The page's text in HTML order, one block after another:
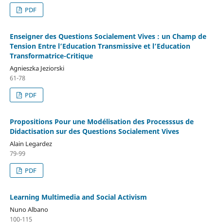
PDF
Enseigner des Questions Socialement Vives : un Champ de
Tension Entre l’Education Transmissive et l’Education
Transformatrice-Critique
Agnieszka Jeziorski
61-78
PDF
Propositions Pour une Modélisation des Processsus de
Didactisation sur des Questions Socialement Vives
Alain Legardez
79-99
PDF
Learning Multimedia and Social Activism
Nuno Albano
100-115